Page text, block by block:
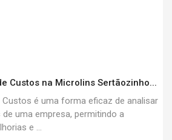
Custos na Microlins Sertãozinho...
Custos é uma forma eficaz de analisar
uma empresa, permitindo a
e ...